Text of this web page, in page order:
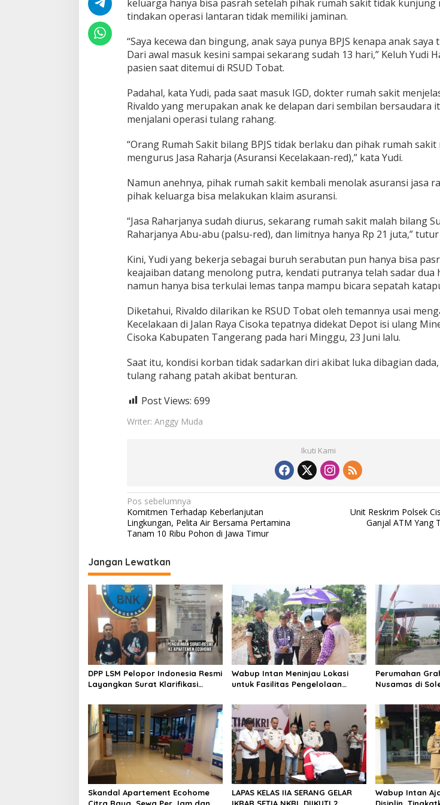
T
e
a
n
a
k
a
n
P
s
i
n
K
o
b
a
L
k
a
a
n
t
a
keluarga hanya bisa pasrah setelah pihak rumah sakit tidak kunjung
tindakan operasi lantaran tidak memiliki jaminan.
“Saya kecewa dan bingung, anak saya punya BPJS kenapa anak saya
Dari awal masuk kesini sampai sekarang sudah 13 hari,” Keluh Yudi
pasien saat ditemui di RSUD Tobat.
Padahal, kata Yudi, pada saat masuk IGD, dokter rumah sakit
Rivaldo yang merupakan anak ke delapan dari sembilan bersaudara
menjalani operasi tulang rahang.
“Orang Rumah Sakit bilang BPJS tidak berlaku dan pihak rumah sakit
mengurus Jasa Raharja (Asuransi Kecelakaan-red),” kata Yudi.
Namun anehnya, pihak rumah sakit kembali menolak asuransi jasa
pihak keluarga bisa melakukan klaim asuransi.
“Jasa Raharjanya sudah diurus, sekarang rumah sakit malah bilang
Raharjanya Abu-abu (palsu-red), dan limitnya hanya Rp 21 juta,” tutur
Kini, Yudi yang bekerja sebagai buruh serabutan pun hanya bisa
keajaiban datang menolong putra, kendati putranya telah sadar dua
namun hanya bisa terkulai lemas tanpa mampu bicara sepatah
Diketahui, Rivaldo dilarikan ke RSUD Tobat oleh temannya usai
Kecelakaan di Jalan Raya Cisoka tepatnya didekat Depot isi ulang
Cisoka Kabupaten Tangerang pada hari Minggu, 23 Juni lalu.
Saat itu, kondisi korban tidak sadarkan diri akibat luka dibagian
tulang rahang patah akibat benturan.
Post Views: 699
Writer: Anggy Muda
Ikuti Kami
N
a
v
i
g
a
s
i
p
o
s
Pos sebelumnya
Komitmen Terhadap Keberlanjutan
Lingkungan, Pelita Air Bersama Pertamina
Tanam 10 Ribu Pohon di Jawa Timur
Unit Reskrim Polsek
Ganjal ATM Yang
Jangan Lewatkan
DPP LSM Pelopor Indonesia Resmi
Layangkan Surat Klarifikasi
BNK
Wabup Intan Meninjau Lokasi
untuk Fasilitas Pengelolaan
Perumahan
Nusamas di
PSU
Skandal Apartement Ecohome
LAPAS KELAS IIA SERANG GELAR
Wabup Intan